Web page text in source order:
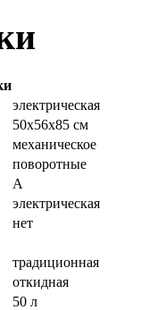
электрическая
50x56x85 см
механическое
поворотные
A
электрическая
нет
традиционная
откидная
50 л